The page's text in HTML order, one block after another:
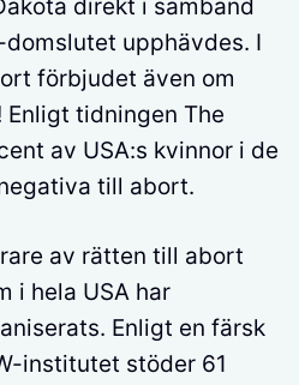
direkt i samband
upphävdes. I
förbjudet även om
tidningen The
av USA:s kvinnor i de
till abort.
av rätten till abort
i hela USA har
Enligt en färsk
institutet stöder 61